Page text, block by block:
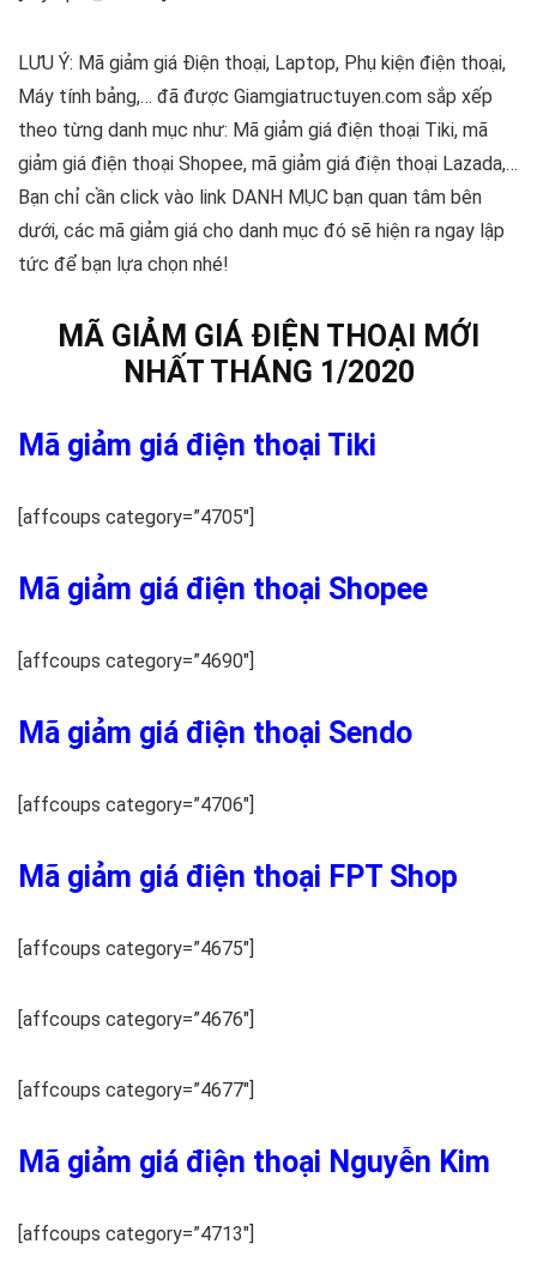
LƯU Ý: Mã giảm giá Điện thoại, Laptop, Phụ kiện điện thoại,
Máy tính bảng,… đã được Giamgiatructuyen.com sắp xếp
theo từng danh mục như: Mã giảm giá điện thoại Tiki, mã
giảm giá điện thoại Shopee, mã giảm giá điện thoại Lazada,…
Bạn chỉ cần click vào link DANH MỤC bạn quan tâm bên
dưới, các mã giảm giá cho danh mục đó sẽ hiện ra ngay lập
tức để bạn lựa chọn nhé!
MÃ GIẢM GIÁ ĐIỆN THOẠI MỚI
NHẤT THÁNG 1/2020
Mã giảm giá điện thoại Tiki
[affcoups category=”4705″]
Mã giảm giá điện thoại Shopee
[affcoups category=”4690″]
Mã giảm giá điện thoại Sendo
[affcoups category=”4706″]
Mã giảm giá điện thoại FPT Shop
[affcoups category=”4675″]
[affcoups category=”4676″]
[affcoups category=”4677″]
Mã giảm giá điện thoại Nguyễn Kim
[affcoups category=”4713″]